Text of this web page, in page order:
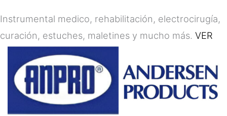
Instrumental medico, rehabilitación, electrocirugía,
curación, estuches, maletines y mucho más. VER